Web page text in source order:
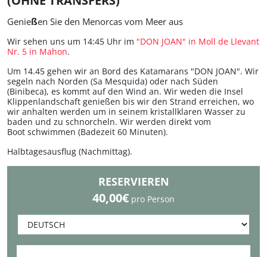
Lunes a viernes de 9.00h a 13.00h y de 16.00h a 19.30h.
Genießen Sie den Menorcas vom Meer aus
Wir sehen uns um 14:45 Uhr im "DON JOAN" in Moll de Llevant
Nr. 5 in Mahon.
Um 14.45 gehen wir an Bord des Katamarans "DON JOAN". Wir
segeln nach Norden (Sa Mesquida) oder nach Süden
(Binibeca), es kommt auf den Wind an. Wir weden die Insel
Klippenlandschaft genießen bis wir den Strand erreichen, wo
wir anhalten werden um in seinem kristallklaren Wasser zu
baden und zu schnorcheln. Wir werden direkt vom
Boot schwimmen (Badezeit 60 Minuten).
Halbtagesausflug (Nachmittag).
RESERVIEREN
40,00€ pro Person